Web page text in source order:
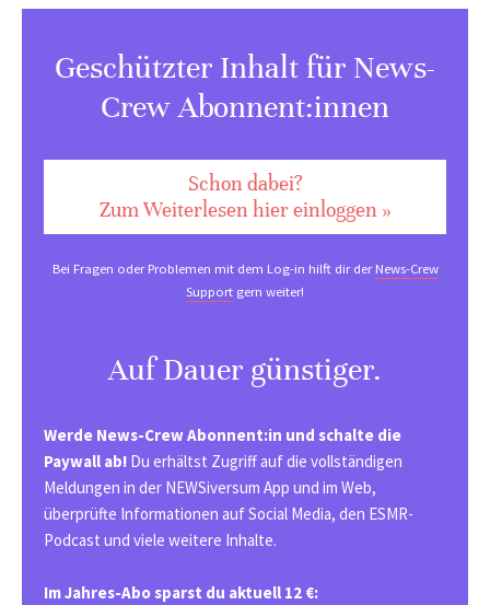
Geschützter Inhalt für News-
Crew Abonnent:innen
Schon dabei?
Zum Weiterlesen hier einloggen »
Bei Fragen oder Problemen mit dem Log-in hilft dir derNews-Crew
Support gern weiter!
Auf Dauer günstiger.
Werde News-Crew Abonnent:in und schalte die
Paywall ab! Du erhältst Zugriff auf die vollständigen
Meldungen in der NEWSiversum App und im Web,
überprüfte Informationen auf Social Media, den ESMR-
Podcast und viele weitere Inhalte.
Im Jahres-Abo sparst du aktuell 12 €: